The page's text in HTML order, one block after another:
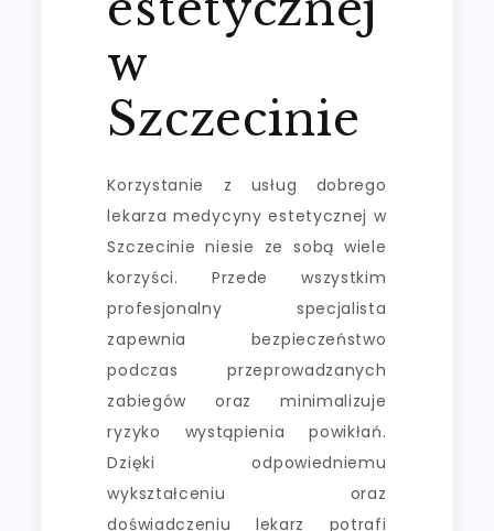
w
Szczecinie
Korzystanie z usług dobrego
lekarza medycyny estetycznej w
Szczecinie niesie ze sobą wiele
korzyści. Przede wszystkim
profesjonalny specjalista
zapewnia bezpieczeństwo
podczas przeprowadzanych
zabiegów oraz minimalizuje
ryzyko wystąpienia powikłań.
Dzięki odpowiedniemu
wykształceniu oraz
doświadczeniu lekarz potrafi